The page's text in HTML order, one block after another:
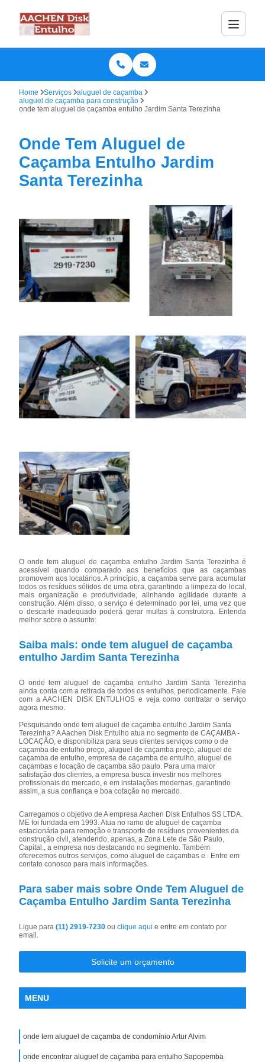
Home Serviços
aluguel de caçamba
aluguel de caçamba para construção
onde tem aluguel de caçamba entulho Jardim Santa Terezinha
Onde Tem Aluguel de
Caçamba Entulho Jardim
Santa Terezinha
O onde tem aluguel de caçamba entulho Jardim Santa Terezinha é
acessível quando comparado aos benefícios que as caçambas
promovem aos locatários. A princípio, a caçamba serve para acumular
todos os resíduos sólidos de uma obra, garantindo a limpeza do local,
mais organização e produtividade, alinhando agilidade durante a
construção. Além disso, o serviço é determinado por lei, uma vez que
o descarte inadequado poderá gerar multas à construtora. Entenda
melhor sobre o assunto:
Saiba mais: onde tem aluguel de caçamba
entulho Jardim Santa Terezinha
O onde tem aluguel de caçamba entulho Jardim Santa Terezinha
ainda conta com a retirada de todos os entulhos, periodicamente. Fale
com a AACHEN DISK ENTULHOS e veja como contratar o serviço
agora mesmo.
Pesquisando onde tem aluguel de caçamba entulho Jardim Santa
Terezinha? A Aachen Disk Entulho atua no segmento de CAÇAMBA -
LOCAÇÃO, e disponibiliza para seus clientes serviços como o de
caçamba de entulho preço, aluguel de caçamba preço, aluguel de
caçamba de entulho, empresa de caçamba de entulho, aluguel de
caçambas e locação de caçamba são paulo. Para uma maior
satisfação dos clientes, a empresa busca investir nos melhores
profissionais do mercado, e em instalações modernas, garantindo
assim, a sua confiança e boa cotação no mercado.
Carregamos o objetivo de A empresa Aachen Disk Entulhos SS LTDA.
ME foi fundada em 1993. Atua no ramo de aluguel de caçamba
estacionária para remoção e transporte de resíduos provenientes da
construção civil, atendendo, apenas, a Zona Lete de São Paulo,
Capital., a empresa nos destacando no segmento. Também
oferecemos outros serviços, como aluguel de caçambas e . Entre em
contato conosco para mais informações.
Para saber mais sobre Onde Tem Aluguel de
Caçamba Entulho Jardim Santa Terezinha
Ligue para(11) 2919-7230ouclique aqui e entre em contato por
email.
Solicite um orçamento
MENU
onde tem aluguel de caçamba de condomínio Artur Alvim
onde encontrar aluguel de caçamba para entulho Sapopemba